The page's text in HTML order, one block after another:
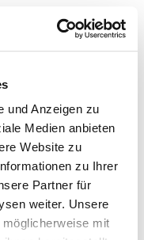
und Anzeigen zu
Medien anbieten
Website zu
zu Ihrer
Partner für
weiter. Unsere
mit